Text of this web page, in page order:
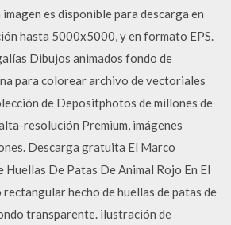
es disponible para descarga en
hasta 5000x5000, y en formato EPS.
Dibujos animados fondo de
para colorear archivo de vectoriales
de Depositphotos de millones de
resolución Premium, imágenes
Descarga gratuita El Marco
Huellas De Patas De Animal Rojo En El
hecho de huellas de patas de
transparente. ilustración de